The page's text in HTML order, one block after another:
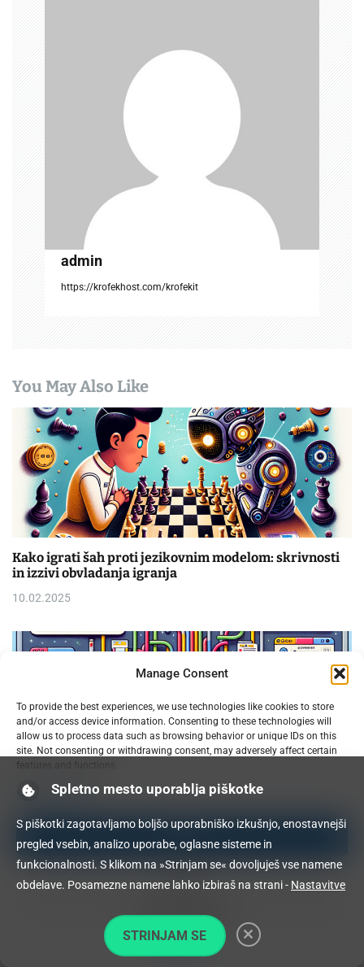
Manage Consent
To provide the best experiences, we use technologies like cookies to store
and/or access device information. Consenting to these technologies will
allow us to process data such as browsing behavior or unique IDs on this
site. Not consenting or withdrawing consent, may adversely affect certain
features and functions.
Manage services
Accept
Deny
admin
https://krofekhost.com/krofekit
You May Also Like
Kako igrati šah proti jezikovnim modelom: skrivnosti
in izzivi obvladanja igranja
10.02.2025
OpenProject na Raspberry PI: Orodje za upravljanje
projektov z odprto kodo
09.02.2025
Spletno mesto uporablja piškotke
S piškotki zagotavljamo boljšo uporabniško izkušnjo, enostavnejši
pregled vsebin, analizo uporabe, oglasne sisteme in
funkcionalnosti. S klikom na »Strinjam se« dovoljuješ vse namene
obdelave. Posamezne namene lahko izbiraš na strani - Nastavitve
STRINJAM SE